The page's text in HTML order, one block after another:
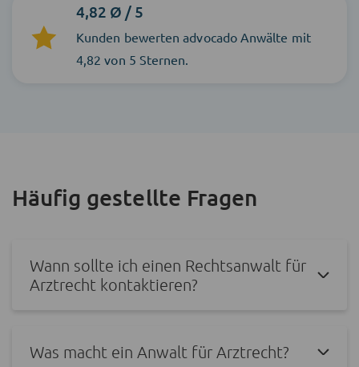
4,82 Ø / 5
Kunden bewerten advocado Anwälte mit
4,82 von 5 Sternen.
Häufig gestellte Fragen
Wann sollte ich einen Rechtsanwalt für
Arztrecht kontaktieren?
Was macht ein Anwalt für Arztrecht?